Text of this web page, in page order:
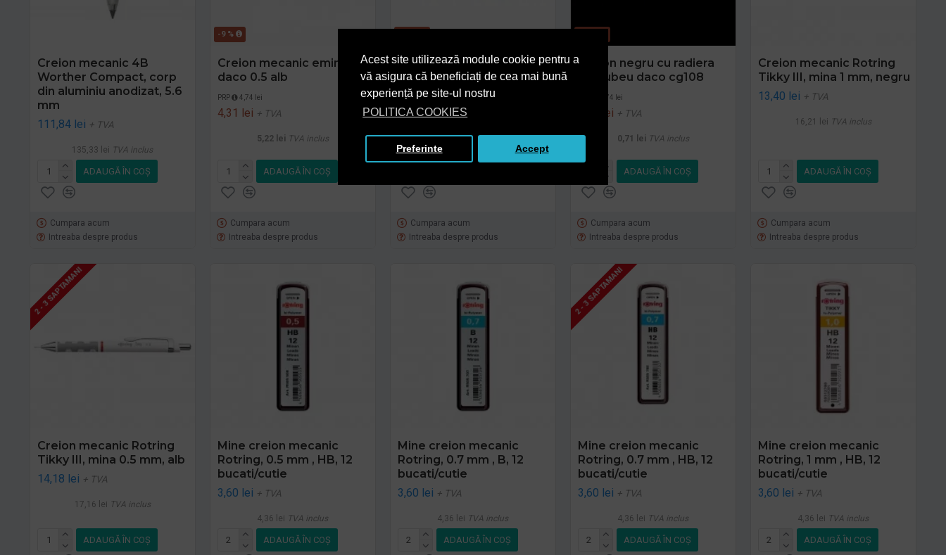
Acest site utilizează module cookie pentru a
vă asigura că beneficiați de cea mai bună
experiență pe site-ul nostru
POLITICA COOKIES
Preferinte Accept
Creion mecanic 4B
Worther Compact, corp
din aluminiu anodizat, 5.6
mm
111,84 lei + TVA
135,33 lei TVA inclus
ADAUGĂ ÎN COŞ
Cumpara acum
Intreaba despre produs
-9 %
Creion mecanic eminent
daco 0.5 alb
PRP 4,74 lei
4,31 lei + TVA
5,22 lei TVA inclus
ADAUGĂ ÎN COŞ
Cumpara acum
Intreaba despre produs
Creion mecanic sway mix
milan
PRP 4,49 lei
3,59 lei + TVA
4,34 lei TVA inclus
Cumpara acum
Intreaba despre produs
Creion negru cu radiera
curcubeu daco cg108
0,74 lei
0,59 lei + TVA
0,71 lei TVA inclus
ADAUGĂ ÎN COŞ
Cumpara acum
Intreaba despre produs
Creion mecanic Rotring
Tikky III, mina 1 mm, negru
13,40 lei + TVA
16,21 lei TVA inclus
ADAUGĂ ÎN COŞ
Cumpara acum
Intreaba despre produs
2 - 3 SAPTAMANI
Creion mecanic Rotring
Tikky III, mina 0.5 mm, alb
14,18 lei + TVA
17,16 lei TVA inclus
ADAUGĂ ÎN COŞ
Mine creion mecanic
Rotring, 0.5 mm , HB, 12
bucati/cutie
3,60 lei + TVA
4,36 lei TVA inclus
ADAUGĂ ÎN COŞ
Mine creion mecanic
Rotring, 0.7 mm , B, 12
bucati/cutie
3,60 lei + TVA
4,36 lei TVA inclus
ADAUGĂ ÎN COŞ
2 - 3 SAPTAMANI
Mine creion mecanic
Rotring, 0.7 mm , HB, 12
bucati/cutie
3,60 lei + TVA
4,36 lei TVA inclus
ADAUGĂ ÎN COŞ
Mine creion mecanic
Rotring, 1 mm , HB, 12
bucati/cutie
3,60 lei + TVA
4,36 lei TVA inclus
ADAUGĂ ÎN COŞ